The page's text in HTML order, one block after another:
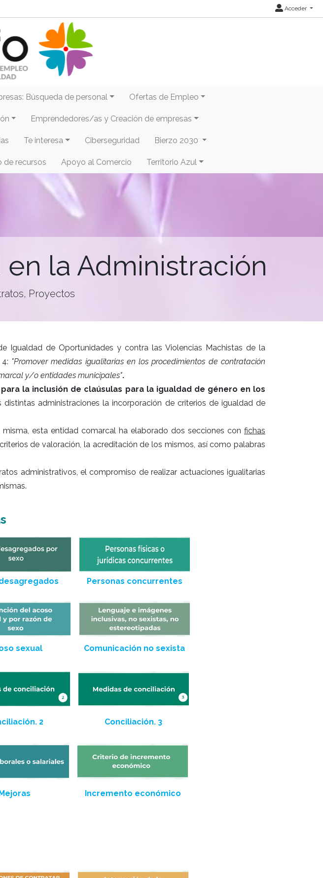
Acceder
Búsqueda de personal Ofertas de Empleo
Emprendedores/as y Creación de empresas
Te interesa Ciberseguridad Bierzo 2030
de recursos Apoyo al Comercio Territorio Azul
la Administración
Proyectos
Igualdad de Oportunidades y contra las Violencias Machistas de la
"Promover medidas igualitarias en los procedimientos de contratación
y/o entidades municipales".
para la inclusión de claúsulas para la igualdad de género en los
administraciones la incorporación de criterios de igualdad de
esta entidad comarcal ha elaborado dos secciones con fichas
de valoración, la acreditación de los mismos, así como palabras
administrativos, el compromiso de realizar actuaciones igualitarias
Personas concurrentes
sexual Comunicación no sexista
2 Conciliación. 3
Incremento económico